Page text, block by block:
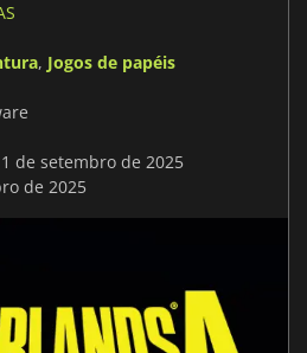
, Jogos de papéis
de setembro de 2025
de 2025